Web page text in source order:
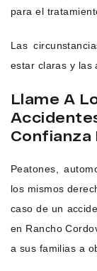
para el
Las
estar claras y las
Llame A
Confianza
Peatones,
los mismos
caso de un
en Rancho
a sus familias a